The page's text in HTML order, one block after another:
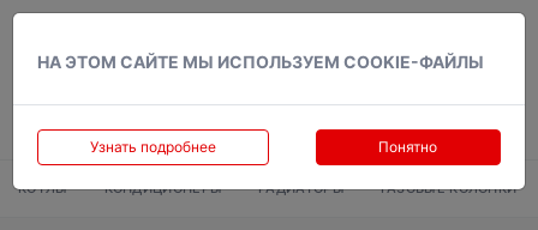
НА ЭТОМ САЙТЕ МЫ ИСПОЛЬЗУЕМ COOKIE-ФАЙЛЫ
Узнать подробнее Понятно
КОТЛЫ КОНДИЦИОНЕРЫ РАДИАТОРЫ ГАЗОВЫЕ КОЛОНКИ